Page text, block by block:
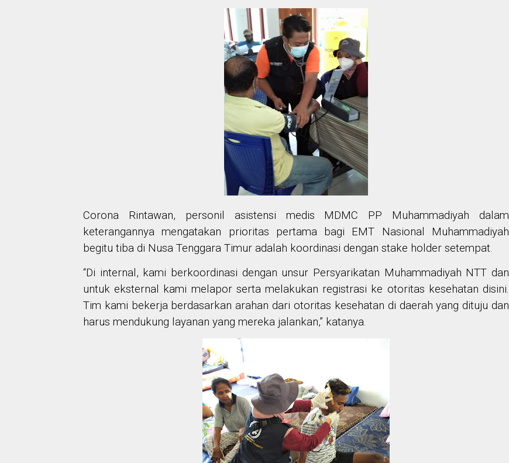
Corona Rintawan, personil asistensi medis MDMC PP Muhammadiyah dalam
keterangannya mengatakan prioritas pertama bagi EMT
Nasional Muhammadiyah
begitu tiba di Nusa Tenggara Timur adalah koordinasi dengan stake holder setempat.
“Di internal, kami berkoordinasi dengan unsur Persyarikatan Muhammadiyah NTT dan
untuk eksternal kami melapor serta melakukan registrasi ke otoritas kesehatan disini.
Tim kami bekerja berdasarkan arahan dari otoritas kesehatan di daerah yang dituju dan
harus mendukung layanan yang mereka jalankan,” katanya.